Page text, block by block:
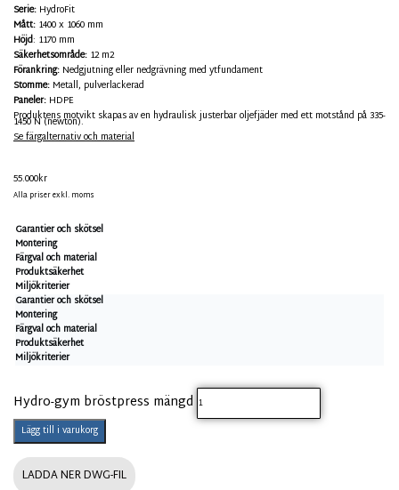
Serie: HydroFit
Mått: 1400 x 1060 mm
Höjd: 1170 mm
Säkerhetsområde: 12 m2
Förankring: Nedgjutning eller nedgrävning med ytfundament
Stomme: Metall, pulverlackerad
Paneler: HDPE
Produktens motvikt skapas av en hydraulisk justerbar oljefjäder med ett motstånd på 335-
1450 N (newton).
Se färgalternativ och material
55.000kr
Alla priser exkl. moms
Garantier och skötsel
Montering
Färgval och material
Produktsäkerhet
Miljökriterier
Garantier och skötsel
Montering
Färgval och material
Produktsäkerhet
Miljökriterier
Hydro-gym bröstpress mängd
Lägg till i varukorg
LADDA NER DWG-FIL